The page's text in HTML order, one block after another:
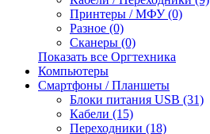
Принтеры / МФУ (0)
Разное (0)
Сканеры (0)
Показать все Оргтехника
Компьютеры
Смартфоны / Планшеты
Блоки питания USB (31)
Кабели (15)
Переходники (18)